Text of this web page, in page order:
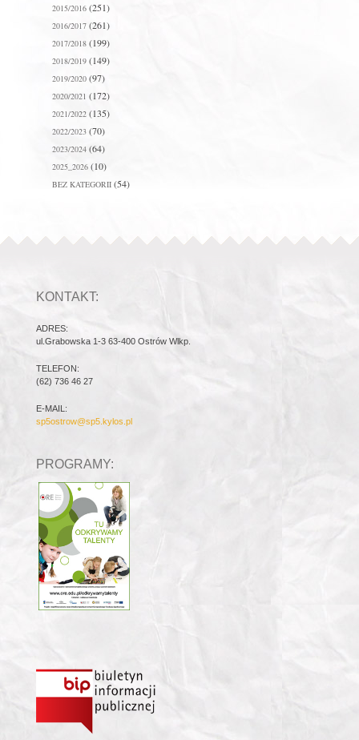
2015/2016(251)
2016/2017(261)
2017/2018(199)
2018/2019(149)
2019/2020(97)
2020/2021 (172)
2021/2022(135)
2022/2023(70)
2023/2024(64)
2025_2026(10)
BEZ KATEGORII(54)
KONTAKT:
ADRES:
ul.Grabowska 1-3 63-400 Ostrów Wlkp.
TELEFON:
(62) 736 46 27
E-MAIL:
sp5ostrow@sp5.kylos.pl
PROGRAMY: